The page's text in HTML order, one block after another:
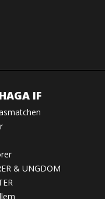
IF
& UNGDOM